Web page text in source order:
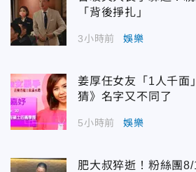
「背後掙扎」
3小時前 娛樂
姜厚任女友「1人千面
猜》名字又不同了
5小時前 娛樂
肥大叔猝逝！粉絲團